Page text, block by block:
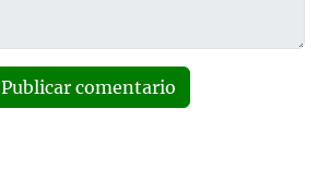
Publicar comentario